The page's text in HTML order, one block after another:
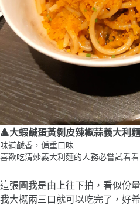
🔺大蝦鹹蛋黃剝皮辣椒蒜義大利
味道鹹香，偏重口味
喜歡吃清炒義大利麵的人務必嘗試看看
這張圖我是由上往下拍，看似份
我大概兩三口就可以吃完了，好